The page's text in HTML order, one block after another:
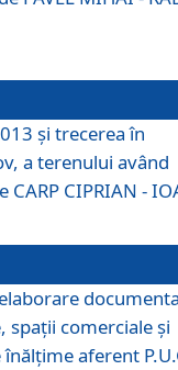
şi trecerea în
a terenului având
CIPRIAN -
spaţii comerciale şi
aferent